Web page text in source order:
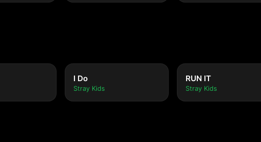
I Do
Stray Kids
RUN IT
Stray Kids